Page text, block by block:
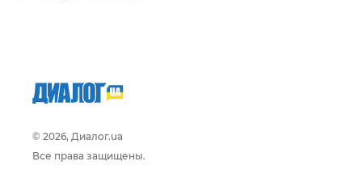
© 2026, Диалог.ua
Все права защищены.